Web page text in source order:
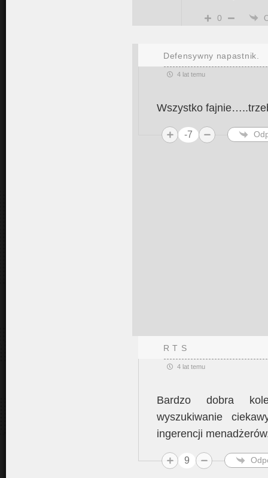
0
Defensywny napastnik.
4 lat temu
Wszystko
-7
R T S
4 lat temu
Bardzo dobra
wyszukiwanie
ingerencji
9